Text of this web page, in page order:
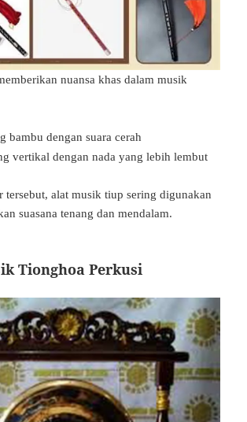
nuansa khas dalam musik
bambu dengan suara cerah
vertikal dengan nada yang lebih lembut
tersebut, alat musik tiup sering digunakan
suasana tenang dan mendalam.
Tionghoa Perkusi